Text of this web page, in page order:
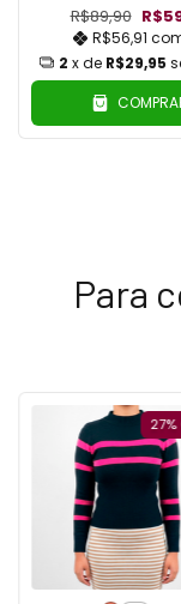
R$89,90
R$56,91
2 x de R$29,95
Para
27%